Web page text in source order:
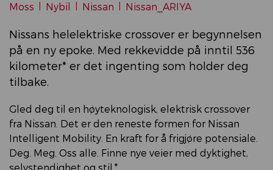
Moss Nybil Nissan Nissan_ARIYA
Nissans helelektriske crossover er begynnelsen
på en ny epoke. Med rekkevidde på inntil 536
kilometer* er det ingenting som holder deg
tilbake.
Gled deg til en høyteknologisk, elektrisk crossover
fra Nissan. Det er den reneste formen for Nissan
Intelligent Mobility. En kraft for å frigjøre potensiale.
Deg. Meg. Oss alle. Finne nye veier med dyktighet,
selvstendighet og stil.*